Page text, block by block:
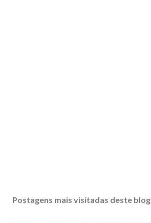
Postagens mais visitadas deste blog